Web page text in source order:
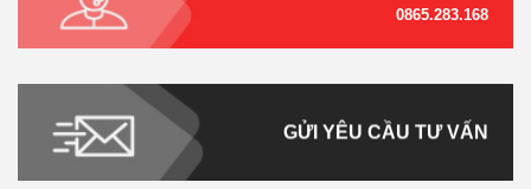
0865.283.168
GỬI YÊU CẦU TƯ VẤN